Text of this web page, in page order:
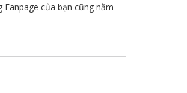
Fanpage của bạn cũng nằm